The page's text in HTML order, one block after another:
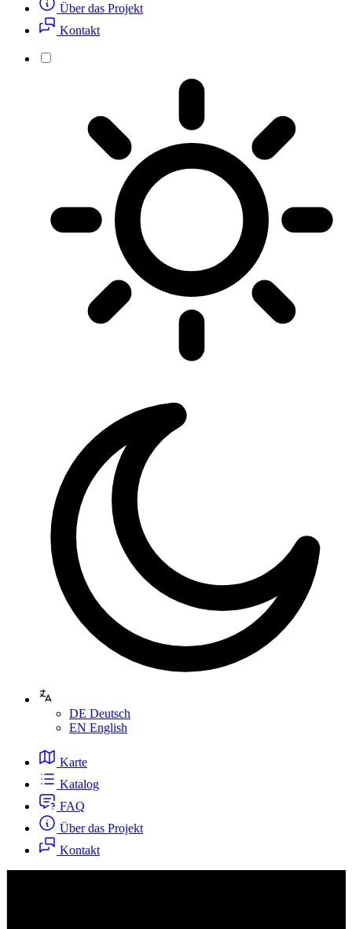
Über das Projekt
Kontakt
DE Deutsch
EN English
Karte
Katalog
FAQ
Über das Projekt
Kontakt